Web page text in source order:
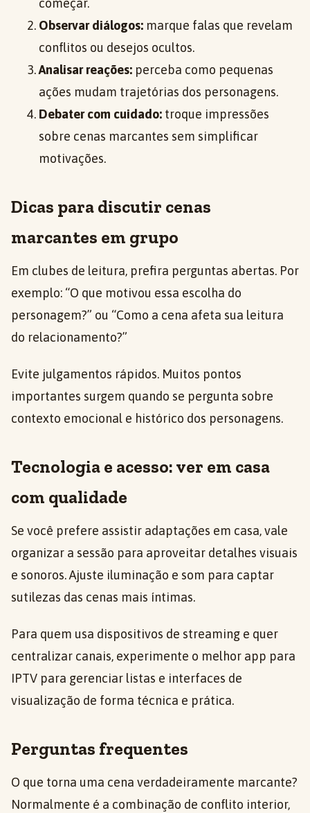
começar.
Observar diálogos: marque falas que revelam
conflitos ou desejos ocultos.
Analisar reações: perceba como pequenas
ações mudam trajetórias dos personagens.
Debater com cuidado: troque impressões
sobre cenas marcantes sem simplificar
motivações.
Dicas para discutir cenas
marcantes em grupo
Em clubes de leitura, prefira perguntas abertas. Por
exemplo: “O que motivou essa escolha do
personagem?” ou “Como a cena afeta sua leitura
do relacionamento?”
Evite julgamentos rápidos. Muitos pontos
importantes surgem quando se pergunta sobre
contexto emocional e histórico dos personagens.
Tecnologia e acesso: ver em casa
com qualidade
Se você prefere assistir adaptações em casa, vale
organizar a sessão para aproveitar detalhes visuais
e sonoros. Ajuste iluminação e som para captar
sutilezas das cenas mais íntimas.
Para quem usa dispositivos de streaming e quer
centralizar canais, experimente o melhor app para
IPTV para gerenciar listas e interfaces de
visualização de forma técnica e prática.
Perguntas frequentes
O que torna uma cena verdadeiramente marcante?
Normalmente é a combinação de conflito interior,